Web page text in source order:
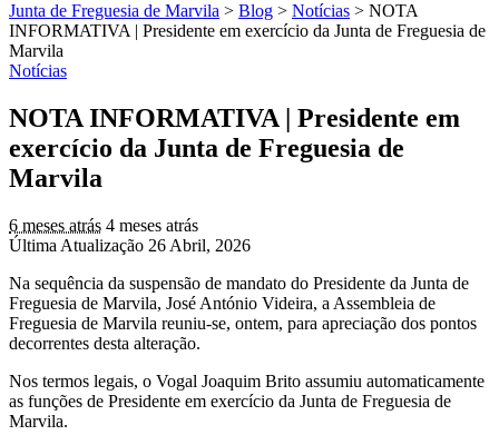
Junta de Freguesia de Marvila > Blog > Notícias > NOTA
INFORMATIVA | Presidente em exercício da Junta de Freguesia de
Marvila
Notícias
NOTA INFORMATIVA | Presidente em
exercício da Junta de Freguesia de
Marvila
6 meses atrás 4 meses atrás
Última Atualização 26 Abril, 2026
Na sequência da suspensão de mandato do Presidente da Junta de
Freguesia de Marvila, José António Videira, a Assembleia de
Freguesia de Marvila reuniu-se, ontem, para apreciação dos pontos
decorrentes desta alteração.
Nos termos legais, o Vogal Joaquim Brito assumiu automaticamente
as funções de Presidente em exercício da Junta de Freguesia de
Marvila.